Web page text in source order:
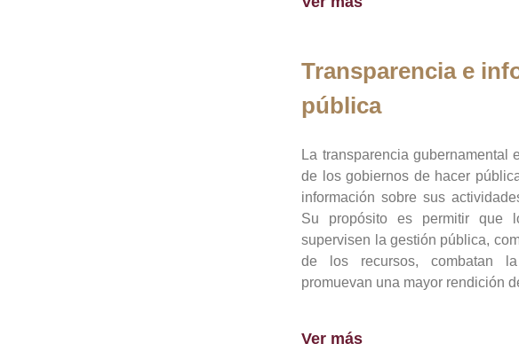
Transparencia e
pública
La transparencia gubernamental
de los gobiernos de hacer
información sobre sus
Su propósito es permitir que
supervisen la gestión pública,
de los recursos, combatan
promuevan una mayor rendición
Ver más